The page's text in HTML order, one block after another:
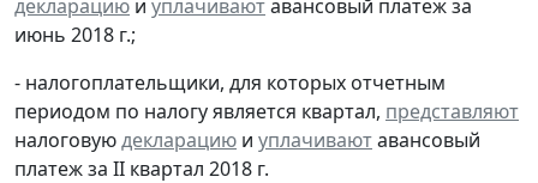
декларацию и уплачиваютавансовый платеж за
июнь 2018 г.;
- налогоплательщики, для которых отчетным
периодом по налогу является квартал, представляют
налоговуюдекларацию и уплачиваютавансовый
платеж за II квартал 2018 г.